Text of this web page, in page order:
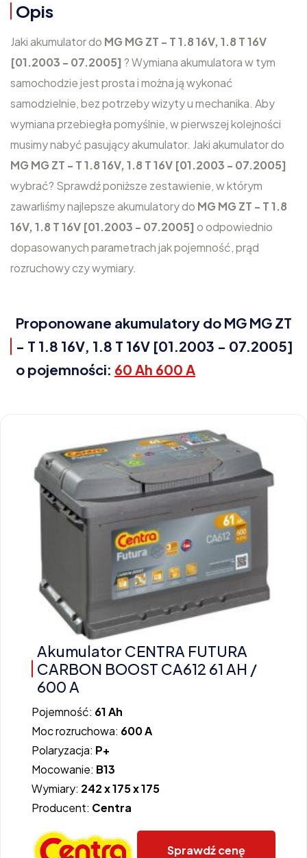
Opis
Jaki akumulator do MG MG ZT - T 1.8 16V, 1.8 T 16V
[01.2003 - 07.2005] ? Wymiana akumulatora w tym
samochodzie jest prosta i można ją wykonać
samodzielnie, bez potrzeby wizyty u mechanika. Aby
wymiana przebiegła pomyślnie, w pierwszej kolejności
musimy nabyć pasujący akumulator. Jaki akumulator do
MG MG ZT - T 1.8 16V, 1.8 T 16V [01.2003 - 07.2005]
wybrać? Sprawdź poniższe zestawienie, w którym
zawarliśmy najlepsze akumulatory do MG MG ZT - T 1.8
16V, 1.8 T 16V [01.2003 - 07.2005] o odpowiednio
dopasowanych parametrach jak pojemność, prąd
rozruchowy czy wymiary.
Proponowane akumulatory do MG MG ZT
- T 1.8 16V, 1.8 T 16V [01.2003 - 07.2005]
o pojemności: 60 Ah 600 A
Akumulator CENTRA FUTURA
CARBON BOOST CA612 61 AH /
600 A
Pojemność: 61 Ah
Moc rozruchowa: 600 A
Polaryzacja: P+
Mocowanie: B13
Wymiary: 242 x 175 x 175
Producent: Centra
Sprawdź cenę